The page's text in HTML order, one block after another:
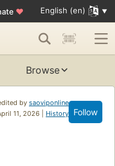
♥ English (en)
Browse
Follow
by saoviponline
11, 2026 | History